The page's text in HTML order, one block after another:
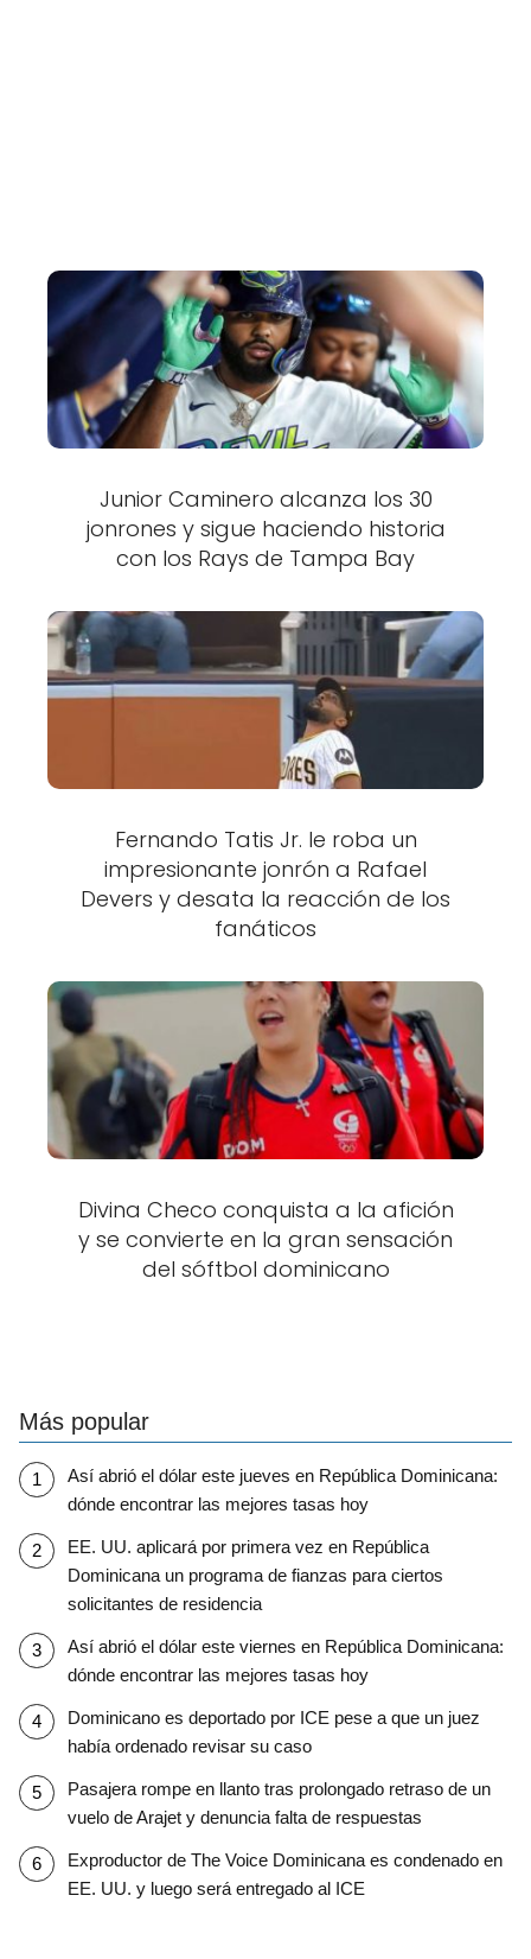
Junior Caminero alcanza los 30
jonrones y sigue haciendo historia
con los Rays de Tampa Bay
Fernando Tatis Jr. le roba un
impresionante jonrón a Rafael
Devers y desata la reacción de los
fanáticos
Divina Checo conquista a la afición
y se convierte en la gran sensación
del sóftbol dominicano
Más popular
Así abrió el dólar este jueves en República Dominicana:
dónde encontrar las mejores tasas hoy
EE. UU. aplicará por primera vez en República
Dominicana un programa de fianzas para ciertos
solicitantes de residencia
Así abrió el dólar este viernes en República Dominicana:
dónde encontrar las mejores tasas hoy
Dominicano es deportado por ICE pese a que un juez
había ordenado revisar su caso
Pasajera rompe en llanto tras prolongado retraso de un
vuelo de Arajet y denuncia falta de respuestas
Exproductor de The Voice Dominicana es condenado en
EE. UU. y luego será entregado al ICE